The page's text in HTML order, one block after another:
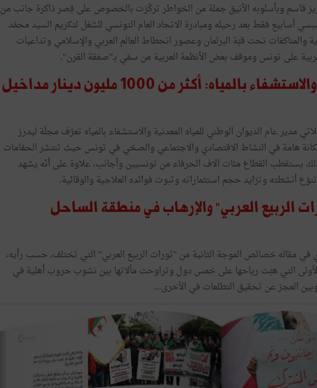
قاسم وبأسلوبه الأنيق جملة من الخواطر تركّزت بالخصوص على قِصر ذاكرة جانب من
أسابيع فقط بعد رحيله ومبادرة الاتحاد العام التونسي للشغل لتكريم السيد محمّد
والمناكفات تحت قبّة البرلمان وعصور انحطاط العالم العربي والإسلامي وتداعيات
على تونس وموقف بعض الأنظمة العربية من سمّي بـ"صفقة القرن".
المياه المعدنية المعلّبة والاستشفاء بالمياه: أكثر من 1000 مليون دينار مداخيل
عام الديوان الوطني للمياه المعدنية والاستشفاء بالمياه تعرّف مجلّة ليدرز
مكانة هامة في النشاط الاقتصادي والاجتماعي والصحّي في تونس حيث تنتشر الحمّامات
يستقطب القطاع مئات آلاف الحرفاء من تونسيين وأجانب، علاوة على أنّه يشهد
أنشطته وتزايد حجم استثماراته وثبوت فوائده العلاجية والوقائية.
الربيع العربي" والإرهاب في منطقة الساحل
مقاله خصائص الموجة الثانية من "ثورات الربيع العربي" التي تختلف، حسب رأيه،
التي هبّت رياحها على خمس دول وتراوحت مألاتها بين نشوب حروب أهلية في
وبين العجز عن تحقيق التطلعات في الأخرى...